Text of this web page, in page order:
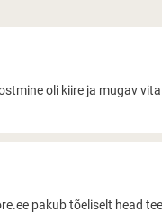
oli kiire ja mugav
pakub tõeliselt head